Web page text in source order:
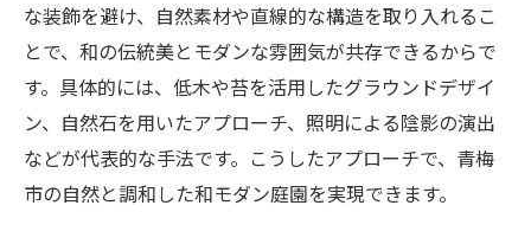
な装飾を避け、自然素材や直線的な構造を取り入れるこ
とで、和の伝統美とモダンな雰囲気が共存できるからで
す。具体的には、低木や苔を活用したグラウンドデザイ
ン、自然石を用いたアプローチ、照明による陰影の演出
などが代表的な手法です。こうしたアプローチで、青梅
市の自然と調和した和モダン庭園を実現できます。